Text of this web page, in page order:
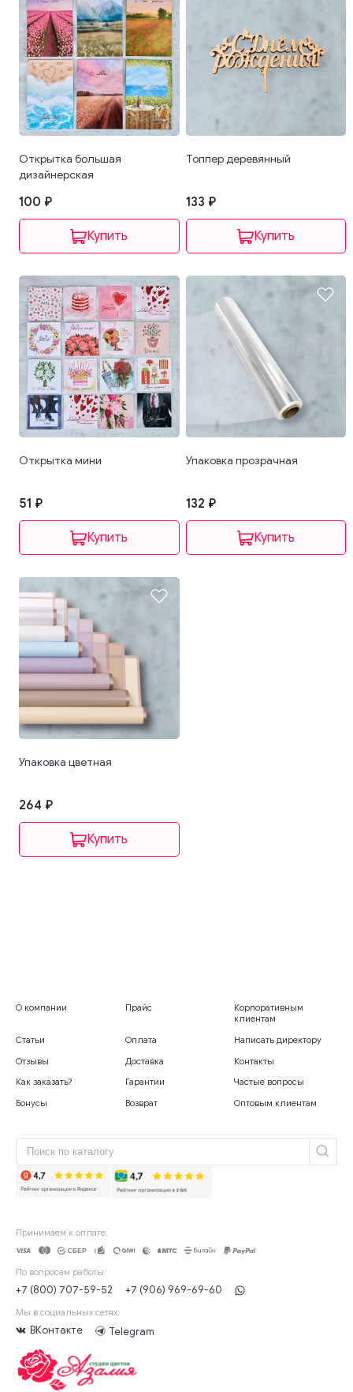
Открытка большая
дизайнерская
100 ₽
Топпер деревянный
133 ₽
Открытка мини
51 ₽
Упаковка прозрачная
132 ₽
Упаковка цветная
264 ₽